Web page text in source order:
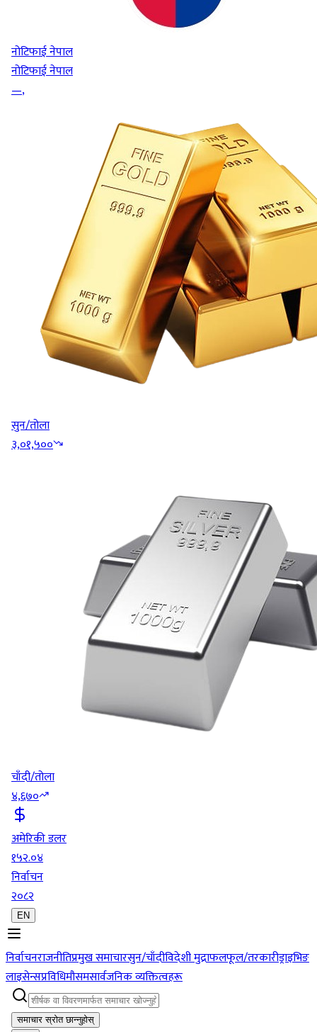
नोटिफाई नेपाल
नोटिफाई नेपाल
—,
सुन/तोला
३,०१,५००
चाँदी/तोला
४,६७०
अमेरिकी डलर
१५२.०४
निर्वाचन
२०८२
EN
निर्वाचनराजनीतिप्रमुख समाचारसुन/चाँदीविदेशी मुद्राफलफूल/तरकारीड्राइभिङ
लाइसेन्सप्रविधिमौसमसार्वजनिक व्यक्तित्वहरू
समाचार स्रोत छान्नुहोस्